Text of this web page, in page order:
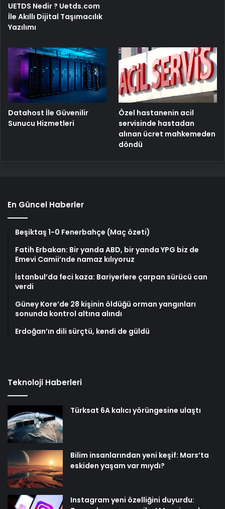
UETDS Nedir ? Uetds.com
İle Akıllı Dijital Taşımacılık
Yazılımı
Datahost İle Güvenilir
Sunucu Hizmetleri
Özel hastanenin acil
servisinde hastadan
alınan ücret mahkemeden
döndü
En Güncel Haberler
Beşiktaş 1-0 Fenerbahçe (Maç özeti)
Fatih Erbakan: Bir yanda ABD, bir yanda YPG biz de
Emevi Camii’nde namaz kılıyoruz
İstanbul’da feci kaza: Bariyerlere çarpan sürücü can
verdi
Güney Kore’de 28 kişinin öldüğü orman yangınları
sonunda kontrol altına alındı
Erdoğan’ın dili sürçtü, kendi de güldü
Teknoloji Haberleri
Türksat 6A kalıcı yörüngesine ulaştı
Bilim insanlarından yeni keşif: Mars’ta
eskiden yaşam var mıydı?
Instagram yeni özelliğini duyurdu: